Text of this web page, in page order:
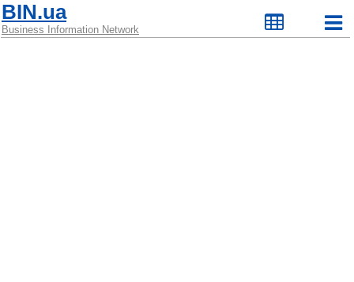
BIN.ua
Business Information Network